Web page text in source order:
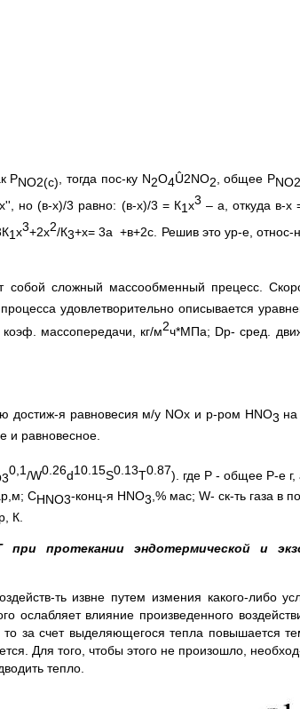
РNO2(с), тогда пос-ку N2O4Û2NO2, общее РNO
но (в-х)/3 равно: (в-х)/3 = К1х3 – а, откуда в-х
1х3+2х2/К3+х= 3а +в+2с. Решив это ур-е, относ-
сложный массообменный прецесс.
удовлетворительно описывается
массопередачи, кг/м2ч*МПа; Dp- сред.
достиж-я равновесия м/у NOх и р-ром HNO3
и равновесное.
3
0,1/W0.26d10.15S0.13T0.87). где Р - общее Р-е
СHNO3-конц-я HNO3 ,% мас; W- ск-ть газа в
К.
протекании эндотермической и
ть извне путем измения какого-либо
ослабляет влияние произведенного
за счет выделяющегося тепла повышается
Для того, чтобы этого не произошло,
тепло.